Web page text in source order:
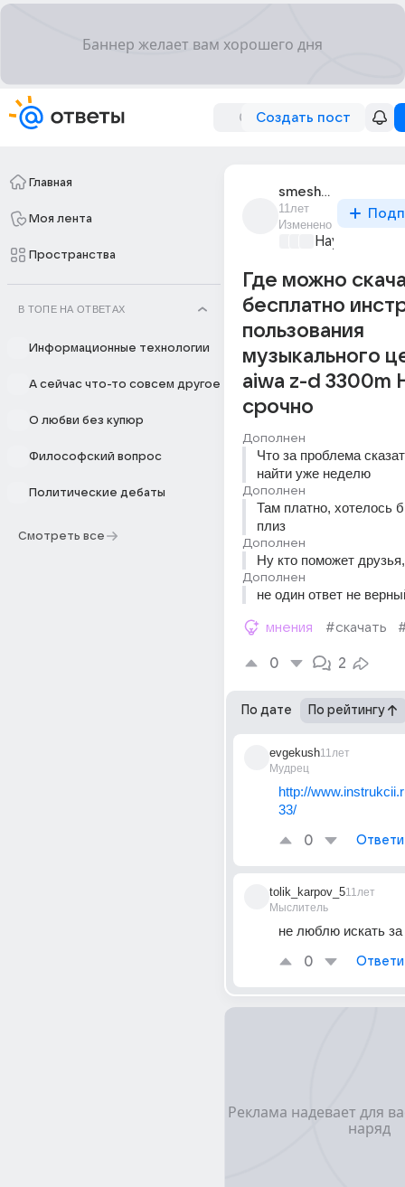
Создать пост
Главная
Моя лента
Пространства
В ТОПЕ НА ОТВЕТАХ
Информационные технологии
А сейчас что-то совсем другое
О любви без купюр
Философский вопрос
Политические дебаты
Смотреть все
smesh_29
11лет
Изменено
Наука
Где можно
бесплатно
пользования
музыкального
aiwa z-d 3300m
срочно
Дополнен
Что за проблема
найти уже неделю
Дополнен
Там платно, хотелось
плиз
Дополнен
Ну кто поможет
Дополнен
не один ответ не
мнения #скачать
0 2
По дате По рейтингу
evgekush
Мудрец
11лет
http://
33/
0
tolik_karpov_5
Мыслитель
11лет
не люблю искать за
0